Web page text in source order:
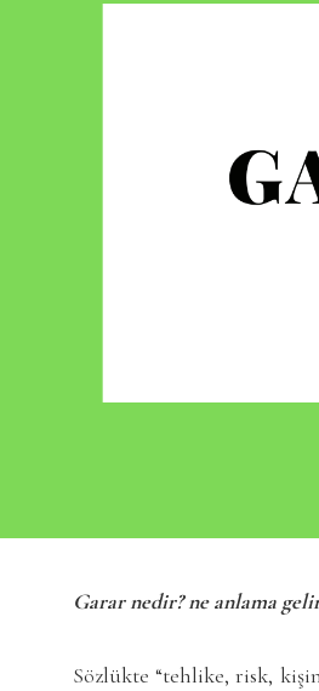
Garar nedir? ne anlama
Sözlükte “tehlike, risk,